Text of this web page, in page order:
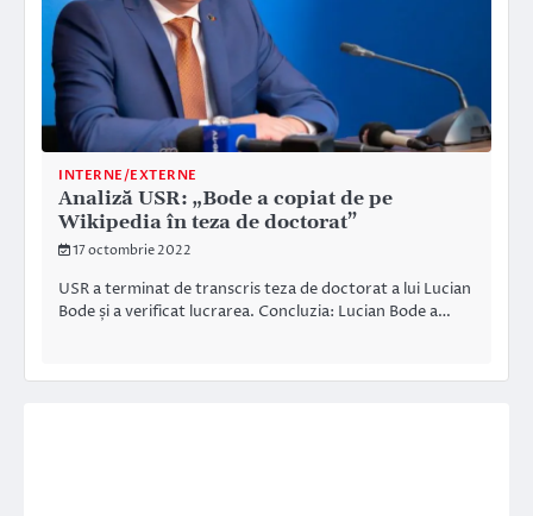
INTERNE/EXTERNE
Analiză USR: „Bode a copiat de pe
Wikipedia în teza de doctorat”
17 octombrie 2022
USR a terminat de transcris teza de doctorat a lui Lucian
Bode și a verificat lucrarea. Concluzia: Lucian Bode a…